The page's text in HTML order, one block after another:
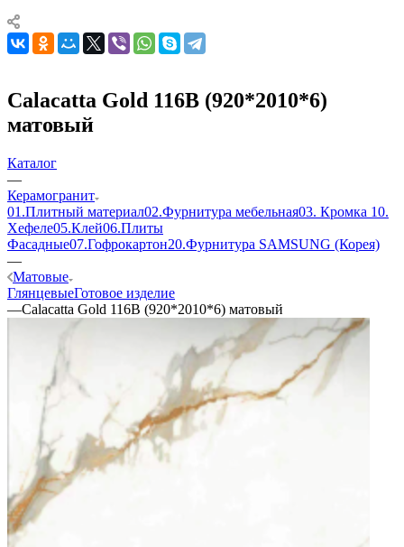
Calacatta Gold 116В (920*2010*6)
матовый
Каталог
—
Керамогранит
01.Плитный материал02.Фурнитура мебельная03. Кромка 10.
Хефеле05.Клей06.Плиты
Фасадные07.Гофрокартон20.Фурнитура SAMSUNG (Корея)
—
Матовые
ГлянцевыеГотовое изделие
—Calacatta Gold 116В (920*2010*6) матовый